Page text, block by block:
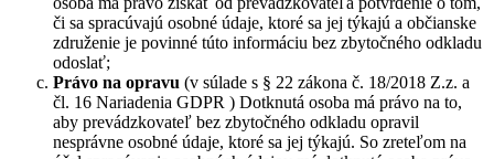
či sa spracúvajú osobné údaje, ktoré sa jej týkajú a občianske
združenie je povinné túto informáciu bez zbytočného odkladu
odoslať;
Právo na opravu (v súlade s § 22 zákona č. 18/2018 Z.z. a
čl. 16 Nariadenia GDPR ) Dotknutá osoba má právo na to,
aby prevádzkovateľ bez zbytočného odkladu opravil
nesprávne osobné údaje, ktoré sa jej týkajú. So zreteľom na